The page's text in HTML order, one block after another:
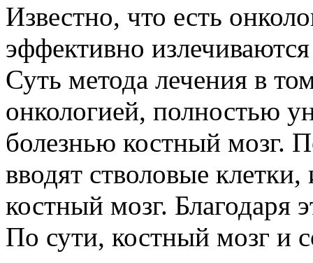
Известно, что есть
эффективно
Суть метода лечения в
онкологией, полностью
болезнью костный мозг.
вводят стволовые
костный мозг. Благодаря
По сути, костный мозг и